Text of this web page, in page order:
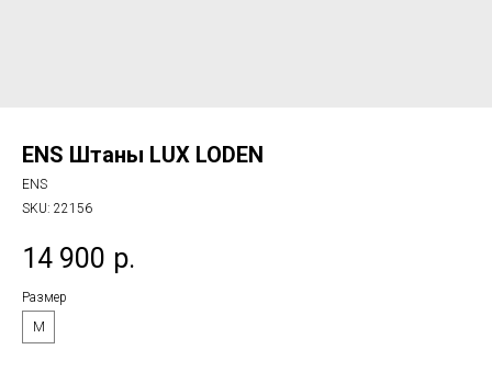
ENS Штаны LUX LODEN
ENS
SKU: 22156
14 900 р.
Размер
M